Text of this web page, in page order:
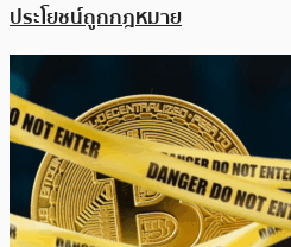
ประโยชน์ถูกกฎหมาย